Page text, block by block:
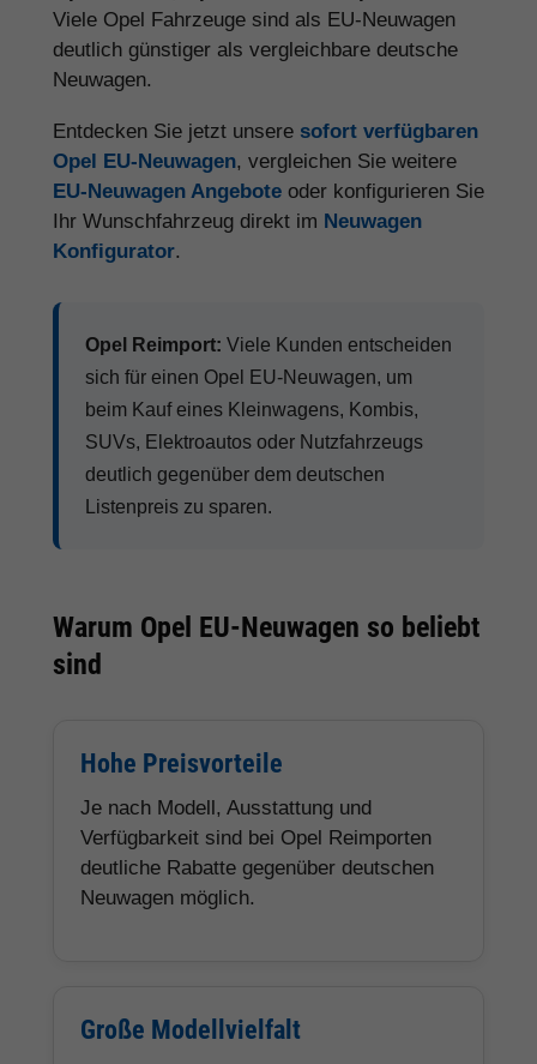
Viele Opel Fahrzeuge sind als EU-Neuwagen
deutlich günstiger als vergleichbare deutsche
Neuwagen.
Entdecken Sie jetzt unsere sofort verfügbaren
Opel EU-Neuwagen, vergleichen Sie weitere
EU-Neuwagen Angebote oder konfigurieren Sie
Ihr Wunschfahrzeug direkt im Neuwagen
Konfigurator.
Opel Reimport: Viele Kunden entscheiden
sich für einen Opel EU-Neuwagen, um
beim Kauf eines Kleinwagens, Kombis,
SUVs, Elektroautos oder Nutzfahrzeugs
deutlich gegenüber dem deutschen
Listenpreis zu sparen.
Warum Opel EU-Neuwagen so beliebt
sind
Hohe Preisvorteile
Je nach Modell, Ausstattung und
Verfügbarkeit sind bei Opel Reimporten
deutliche Rabatte gegenüber deutschen
Neuwagen möglich.
Große Modellvielfalt